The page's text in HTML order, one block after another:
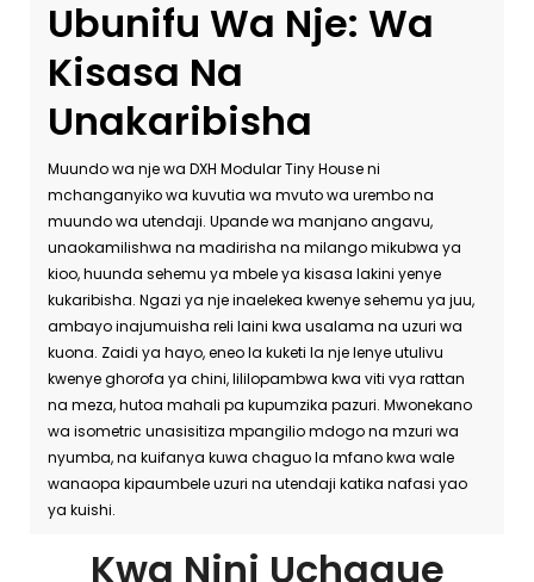
Ubunifu Wa Nje: Wa
Kisasa Na
Unakaribisha
Muundo wa nje wa DXH Modular Tiny House ni
mchanganyiko wa kuvutia wa mvuto wa urembo na
muundo wa utendaji. Upande wa manjano angavu,
unaokamilishwa na madirisha na milango mikubwa ya
kioo, huunda sehemu ya mbele ya kisasa lakini yenye
kukaribisha. Ngazi ya nje inaelekea kwenye sehemu ya juu,
ambayo inajumuisha reli laini kwa usalama na uzuri wa
kuona. Zaidi ya hayo, eneo la kuketi la nje lenye utulivu
kwenye ghorofa ya chini, lililopambwa kwa viti vya rattan
na meza, hutoa mahali pa kupumzika pazuri. Mwonekano
wa isometric unasisitiza mpangilio mdogo na mzuri wa
nyumba, na kuifanya kuwa chaguo la mfano kwa wale
wanaopa kipaumbele uzuri na utendaji katika nafasi yao
ya kuishi.
Kwa Nini Uchague